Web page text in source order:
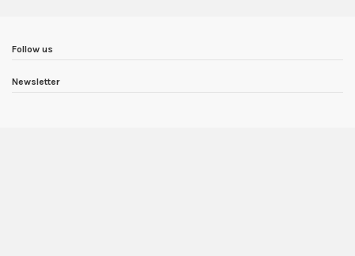
Follow us
Newsletter